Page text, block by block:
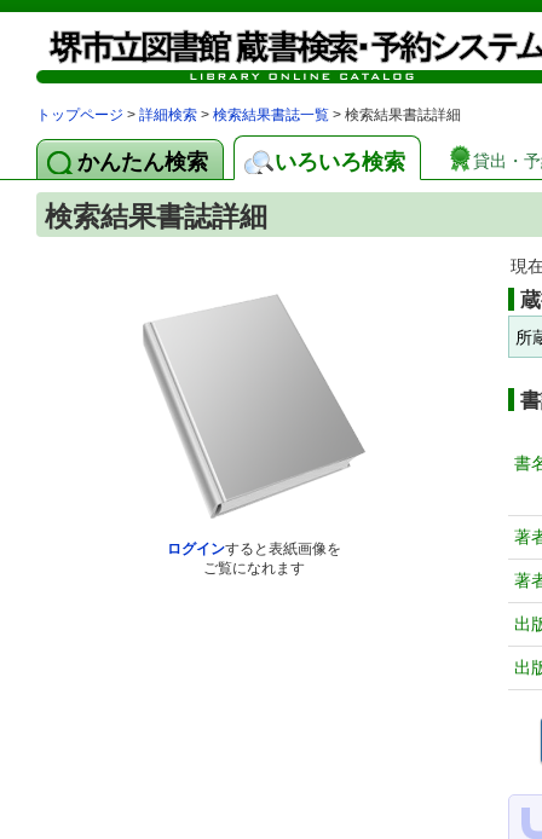
トップページ > 詳細検索 > 検索結果書誌一覧 > 検索結果書誌詳細
かんたん検索 いろいろ検索 貸出・
検索結果書誌詳細
ログインすると表紙画像を
ご覧になれます
現
所
書
著
著
出
出